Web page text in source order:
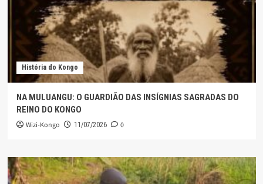
História do Kongo
NA MULUANGU: O GUARDIÃO DAS INSÍGNIAS SAGRADAS DO
REINO DO KONGO
Wizi-Kongo 11/07/2026 0